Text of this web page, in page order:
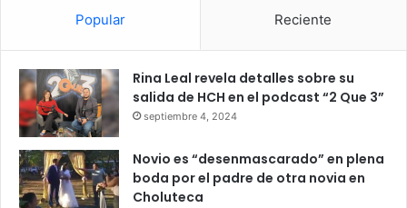
Popular Reciente
Rina Leal revela detalles sobre su
salida de HCH en el podcast “2 Que 3”
septiembre 4, 2024
Novio es “desenmascarado” en plena
boda por el padre de otra novia en
Choluteca